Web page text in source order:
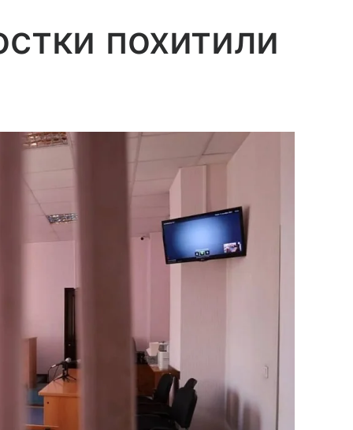
похитили